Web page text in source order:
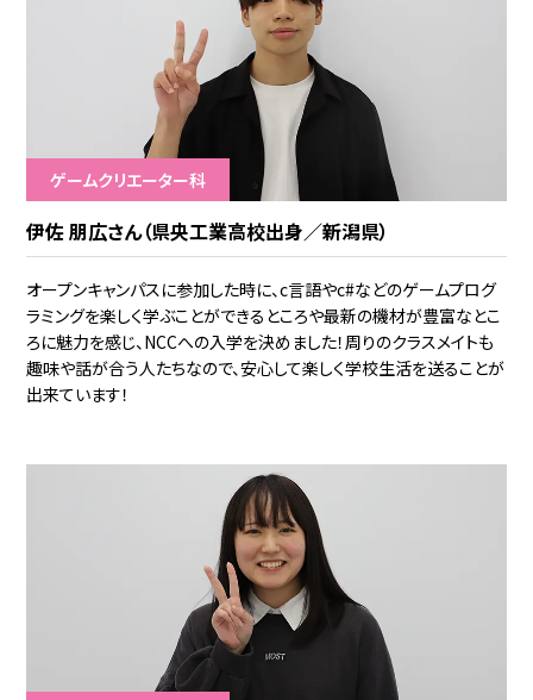
ゲームクリエーター科
伊佐 朋広さん（県央工業高校出身／新潟県）
オープンキャンパスに参加した時に、c言語やc#などのゲームプログ
ラミングを楽しく学ぶことができるところや最新の機材が豊富なとこ
ろに魅力を感じ、NCCへの入学を決めました！周りのクラスメイトも
趣味や話が合う人たちなので、安心して楽しく学校生活を送ることが
出来ています！